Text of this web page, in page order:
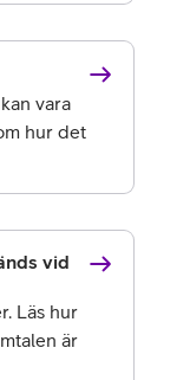
vara
hur det
vid
Läs hur
är